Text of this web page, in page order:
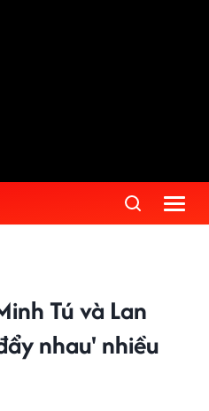
Tú và Lan
nhau' nhiều